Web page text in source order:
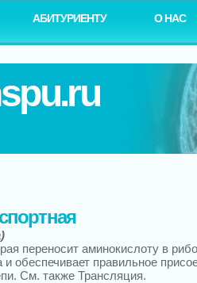
АБИТУРИЕНТУ О НАС
переносит аминокислоту в
и обеспечивает правильное
См. также Трансляция.